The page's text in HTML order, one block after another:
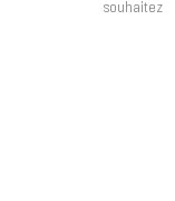
souhaitez